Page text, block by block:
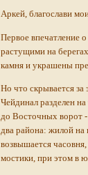
Аркей, благослави
Первое впечатление
растущими на
камня и украшены
Но что скрывается
Чейдинал разделен
до Восточных ворот
два района: жилой на
возвышается
мостики, при этом в